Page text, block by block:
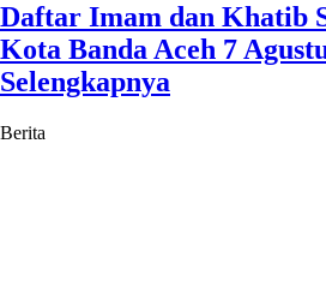
Daftar Imam dan Khatib
Kota Banda Aceh 7
Selengkapnya
Berita